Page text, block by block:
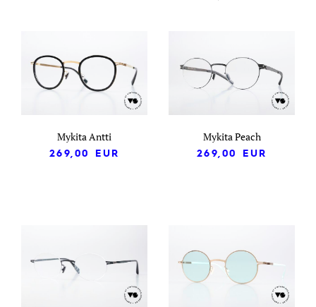
Mykita Antti
269,00
EUR
Mykita Peach
269,00
EUR